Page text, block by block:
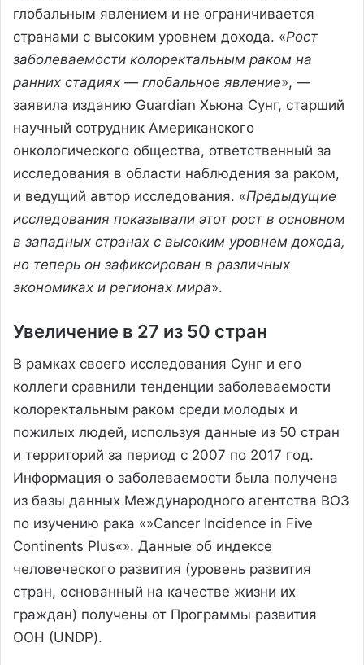
глобальным явлением и не ограничивается
странами с высоким уровнем дохода. «Рост
заболеваемости колоректальным раком на
ранних стадиях — глобальное явление», —
заявила изданию Guardian Хьюна Сунг, старший
научный сотрудник Американского
онкологического общества, ответственный за
исследования в области наблюдения за раком,
и ведущий автор исследования. «Предыдущие
исследования показывали этот рост в основном
в западных странах с высоким уровнем дохода,
но теперь он зафиксирован в различных
экономиках и регионах мира».
Увеличение в 27 из 50 стран
В рамках своего исследования Сунг и его
коллеги сравнили тенденции заболеваемости
колоректальным раком среди молодых и
пожилых людей, используя данные из 50 стран
и территорий за период с 2007 по 2017 год.
Информация о заболеваемости была получена
из базы данных Международного агентства ВОЗ
по изучению рака «»Cancer Incidence in Five
Continents Plus«». Данные об индексе
человеческого развития (уровень развития
стран, основанный на качестве жизни их
граждан) получены от Программы развития
ООН (UNDP).